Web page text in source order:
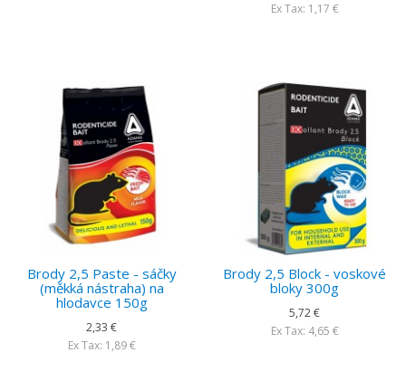
Ex Tax: 1,17 €
Brody 2,5 Paste - sáčky
(měkká nástraha) na
hlodavce 150g
2,33 €
Ex Tax: 1,89 €
Brody 2,5 Block - voskové
bloky 300g
5,72 €
Ex Tax: 4,65 €